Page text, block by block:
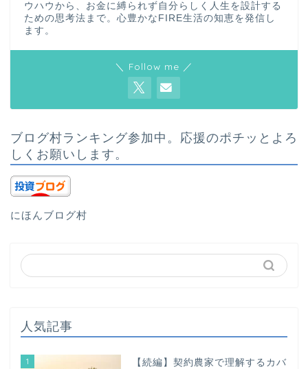
ウハウから、お金に縛られず自分らしく人生を設計する
ための思考法まで。心豊かなFIRE生活の知恵を発信し
ます。
＼ Follow me ／
ブログ村ランキング参加中。応援のポチッとよろ
しくお願いします。
にほんブログ村
人気記事
1
【続編】契約農家で理解するカバ